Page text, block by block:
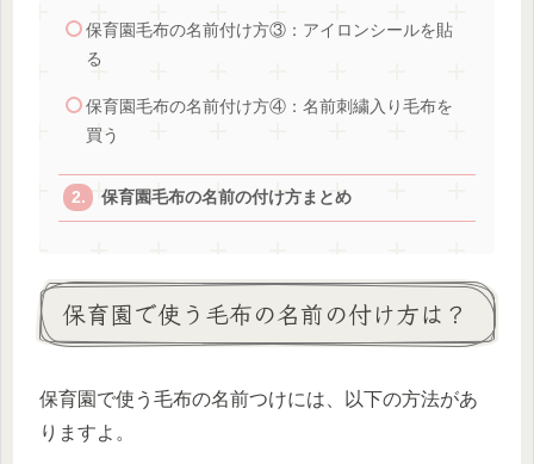
保育園毛布の名前付け方③：アイロンシールを貼
る
保育園毛布の名前付け方④：名前刺繍入り毛布を
買う
保育園毛布の名前の付け方まとめ
保育園で使う毛布の名前の付け方は？
保育園で使う毛布の名前つけには、以下の方法があ
りますよ。